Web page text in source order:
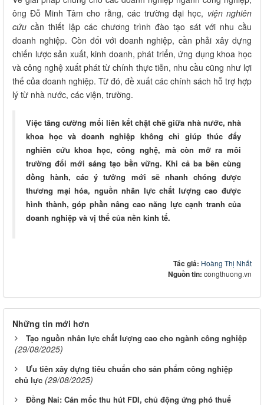
ông Đỗ Minh Tâm cho rằng, các trường đại học, viện nghiên
cứu cần thiết lập các chương trình đào tạo sát với nhu cầu
doanh nghiệp. Còn đối với doanh nghiệp, cần phải xây dựng
chiến lược sản xuất, kinh doanh, phát triển, ứng dụng khoa học
và công nghệ xuất phát từ chính thực tiễn, nhu cầu cũng như lợi
thế của doanh nghiệp. Từ đó, đề xuất các chính sách hỗ trợ hợp
lý từ nhà nước, các viện, trường.
Việc tăng cường mối liên kết chặt chẽ giữa nhà nước, nhà
khoa học và doanh nghiệp không chỉ giúp thúc đẩy
nghiên cứu khoa học, công nghệ, mà còn mở ra môi
trường đổi mới sáng tạo bền vững. Khi cả ba bên cùng
đồng hành, các ý tưởng mới sẽ nhanh chóng được
thương mại hóa, nguồn nhân lực chất lượng cao được
hình thành, góp phần nâng cao năng lực cạnh tranh của
doanh nghiệp và vị thế của nền kinh tế.
Tác giả: Hoàng Thị Nhất
Nguồn tin: congthuong.vn
Những tin mới hơn
Tạo nguồn nhân lực chất lượng cao cho ngành công nghiệp
(29/08/2025)
Ưu tiên xây dựng tiêu chuẩn cho sản phẩm công nghiệp
chủ lực (29/08/2025)
Đồng Nai: Cán mốc thu hút FDI, chủ động ứng phó thuế